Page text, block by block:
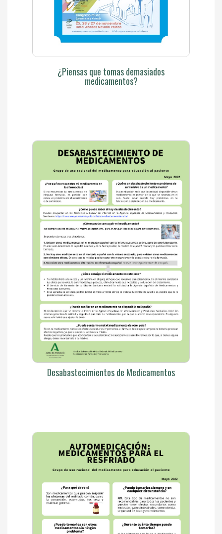
¿Piensas que tomas demasiados
medicamentos?
Desabastecimientos de Medicamentos